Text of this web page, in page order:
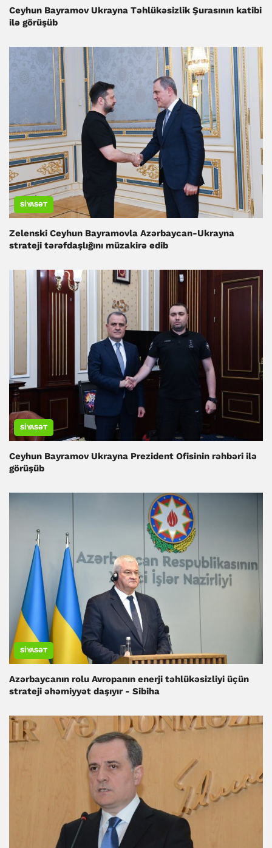
Ceyhun Bayramov Ukrayna Təhlükəsizlik Şurasının katibi
ilə görüşüb
SIYASƏT
Zelenski Ceyhun Bayramovla Azərbaycan-Ukrayna
strateji tərəfdaşlığını müzakirə edib
SIYASƏT
Ceyhun Bayramov Ukrayna Prezident Ofisinin rəhbəri ilə
görüşüb
SIYASƏT
Azərbaycanın rolu Avropanın enerji təhlükəsizliyi üçün
strateji əhəmiyyət daşıyır - Sibiha